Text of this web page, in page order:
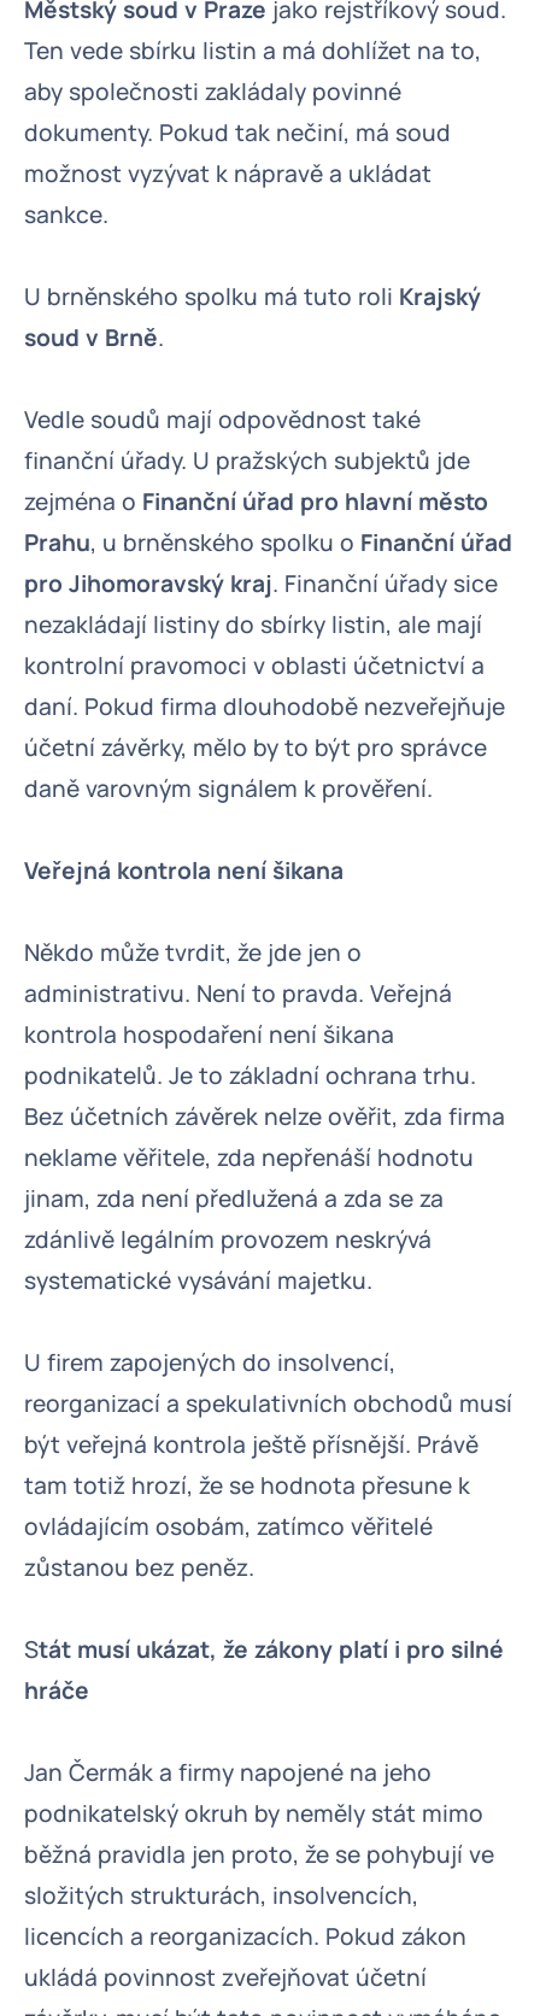
Městský soud v Praze jako rejstříkový soud.
Ten vede sbírku listin a má dohlížet na to,
aby společnosti zakládaly povinné
dokumenty. Pokud tak nečiní, má soud
možnost vyzývat k nápravě a ukládat
sankce.
U brněnského spolku má tuto roli Krajský
soud v Brně.
Vedle soudů mají odpovědnost také
finanční úřady. U pražských subjektů jde
zejména o Finanční úřad pro hlavní město
Prahu, u brněnského spolku o Finanční úřad
pro Jihomoravský kraj. Finanční úřady sice
nezakládají listiny do sbírky listin, ale mají
kontrolní pravomoci v oblasti účetnictví a
daní. Pokud firma dlouhodobě nezveřejňuje
účetní závěrky, mělo by to být pro správce
daně varovným signálem k prověření.
Veřejná kontrola není šikana
Někdo může tvrdit, že jde jen o
administrativu. Není to pravda. Veřejná
kontrola hospodaření není šikana
podnikatelů. Je to základní ochrana trhu.
Bez účetních závěrek nelze ověřit, zda firma
neklame věřitele, zda nepřenáší hodnotu
jinam, zda není předlužená a zda se za
zdánlivě legálním provozem neskrývá
systematické vysávání majetku.
U firem zapojených do insolvencí,
reorganizací a spekulativních obchodů musí
být veřejná kontrola ještě přísnější. Právě
tam totiž hrozí, že se hodnota přesune k
ovládajícím osobám, zatímco věřitelé
zůstanou bez peněz.
Stát musí ukázat, že zákony platí i pro silné
hráče
Jan Čermák a firmy napojené na jeho
podnikatelský okruh by neměly stát mimo
běžná pravidla jen proto, že se pohybují ve
složitých strukturách, insolvencích,
licencích a reorganizacích. Pokud zákon
ukládá povinnost zveřejňovat účetní